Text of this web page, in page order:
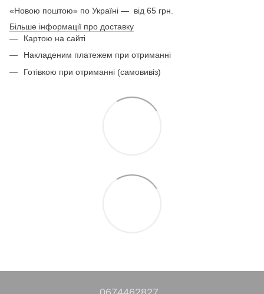
«Новою поштою» по Україні — від 65 грн.
Більше інформації про доставку
Картою на сайті
Накладеним платежем при отриманні
Готівкою при отриманні (самовивіз)